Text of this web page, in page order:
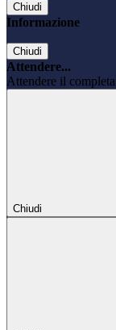
Chiudi
Informazione
Chiudi
Attendere...
Attendere il
Chiudi